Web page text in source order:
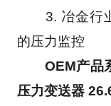
3. 冶金行业
的压力监控
OEM产品
压力变送器